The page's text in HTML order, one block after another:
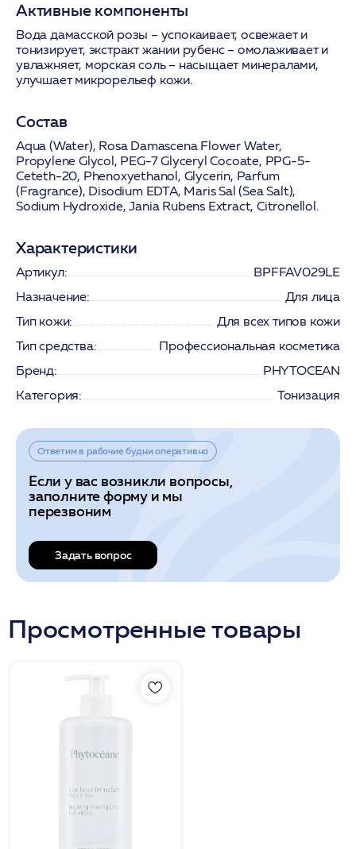
Активные компоненты
Вода дамасской розы – успокаивает, освежает и
тонизирует, экстракт жании рубенс– омолаживает и
увлажняет, морская соль– насыщает минералами,
улучшает микрорельеф кожи.
Состав
Aqua (Water), Rosa Damascena Flower Water,
Propylene Glycol, PEG-7 Glyceryl Cocoate, PPG-5-
Ceteth-20, Phenoxyethanol, Glycerin, Parfum
(Fragrance), Disodium EDTA, Maris Sal (Sea Salt),
Sodium Hydroxide, Jania Rubens Extract, Citronellol.
Характеристики
Артикул:
BPFFAV029LE
Назначение:
Для лица
Тип кожи:
Для всех типов кожи
Тип средства:
Профессиональная косметика
Бренд:
PHYTOCEAN
Категория:
Тонизация
Ответим в рабочие будни оперативно
Если у вас возникли вопросы,
заполните форму и мы
перезвоним
Задать вопрос
Просмотренные товары